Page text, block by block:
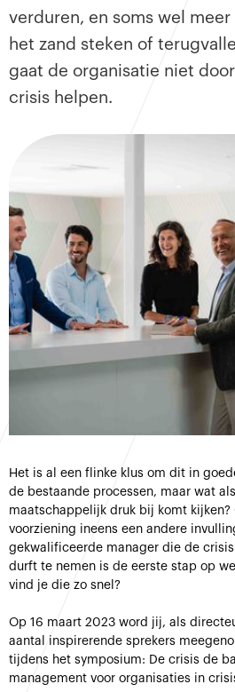
verduren, en soms wel meer
het zand steken of
gaat de organisatie niet
crisis helpen.
Het is al een flinke klus om dit in
de bestaande processen, maar wat
maatschappelijk druk bij komt kijken?
voorziening ineens een andere
gekwalificeerde manager die de
durft te nemen is de eerste stap op
vind je die zo snel?
Op 16 maart 2023 word jij, als
aantal inspirerende sprekers
tijdens het symposium: De crisis de
management voor organisaties in